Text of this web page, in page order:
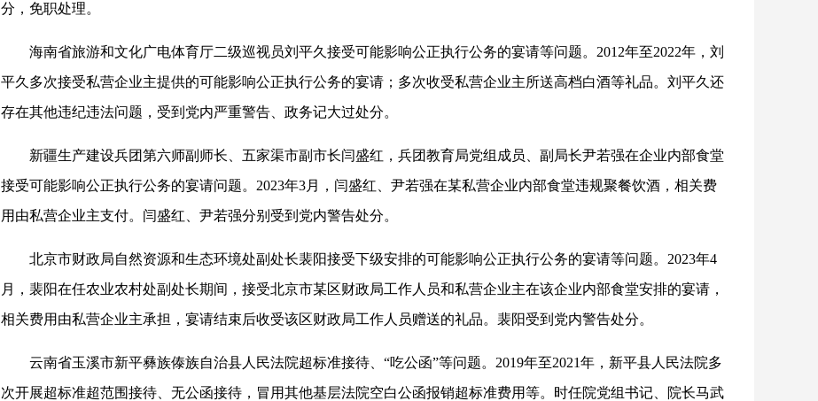
分，免职处理。
海南省旅游和文化广电体育厅二级巡视员刘平久接受可能影响公正执行公务的宴请等问题。2012年至2022年，刘
平久多次接受私营企业主提供的可能影响公正执行公务的宴请；多次收受私营企业主所送高档白酒等礼品。刘平久还
存在其他违纪违法问题，受到党内严重警告、政务记大过处分。
新疆生产建设兵团第六师副师长、五家渠市副市长闫盛红，兵团教育局党组成员、副局长尹若强在企业内部食堂
接受可能影响公正执行公务的宴请问题。2023年3月，闫盛红、尹若强在某私营企业内部食堂违规聚餐饮酒，相关费
用由私营企业主支付。闫盛红、尹若强分别受到党内警告处分。
北京市财政局自然资源和生态环境处副处长裴阳接受下级安排的可能影响公正执行公务的宴请等问题。2023年4
月，裴阳在任农业农村处副处长期间，接受北京市某区财政局工作人员和私营企业主在该企业内部食堂安排的宴请，
相关费用由私营企业主承担，宴请结束后收受该区财政局工作人员赠送的礼品。裴阳受到党内警告处分。
云南省玉溪市新平彝族傣族自治县人民法院超标准接待、“吃公函”等问题。2019年至2021年，新平县人民法院多
次开展超标准超范围接待、无公函接待，冒用其他基层法院空白公函报销超标准费用等。时任院党组书记、院长马武